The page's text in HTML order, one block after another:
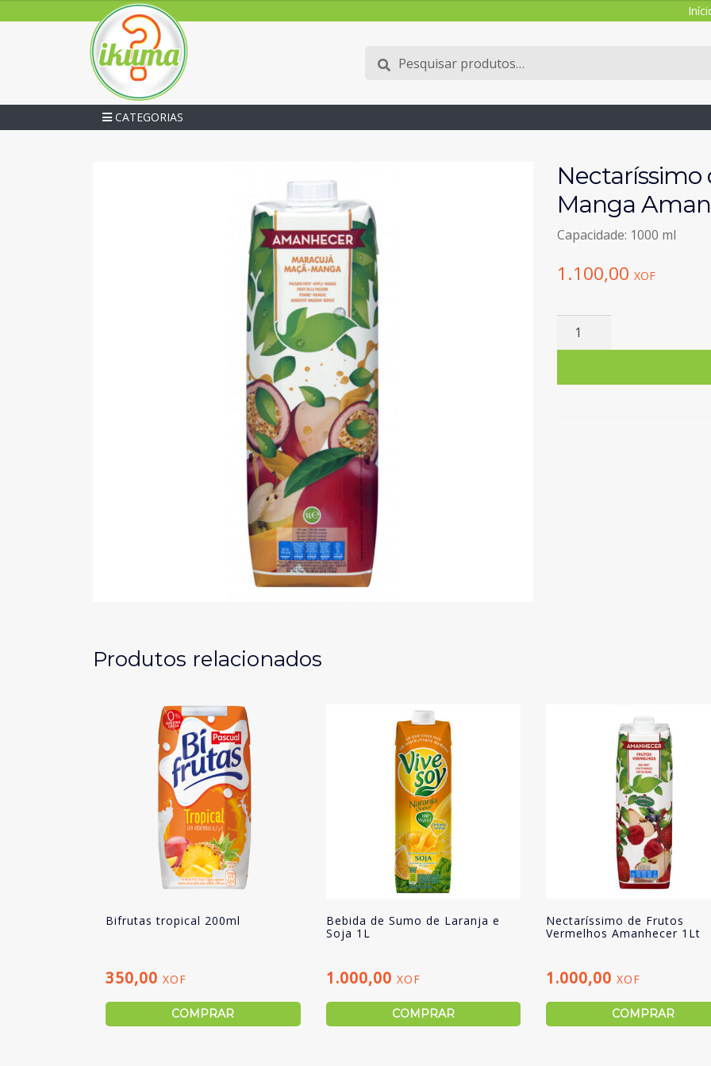
Pesquisar
por:
Pesquisa
CATEGORIAS
Nectaríssimo
Manga
Capacidade: 1000 ml
1.100,00 XOF
Quantidade
de
Produtos relacionados
Bifrutas tropical 200ml
350,00 XOF
COMPRAR
Bebida de Sumo de Laranja e
Soja 1L
1.000,00 XOF
COMPRAR
Nectaríssimo de Frutos
Vermelhos Amanhecer 1Lt
1.000,00 XOF
COMPRAR